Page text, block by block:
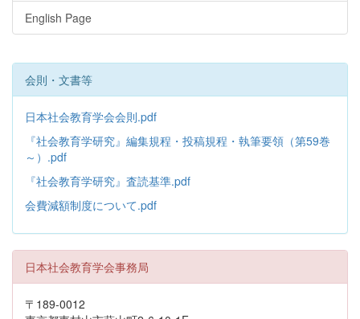
English Page
会則・文書等
日本社会教育学会会則.pdf
『社会教育学研究』編集規程・投稿規程・執筆要領（第59巻
～）.pdf
『社会教育学研究』査読基準.pdf
会費減額制度について.pdf
日本社会教育学会事務局
〒189-0012